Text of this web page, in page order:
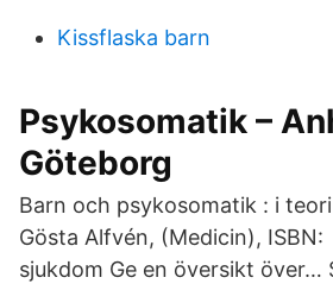
Kissflaska barn
Psykosomatik –
Göteborg
Barn och psykosomatik : i
Gösta Alfvén, (Medicin),
sjukdom Ge en översikt över…